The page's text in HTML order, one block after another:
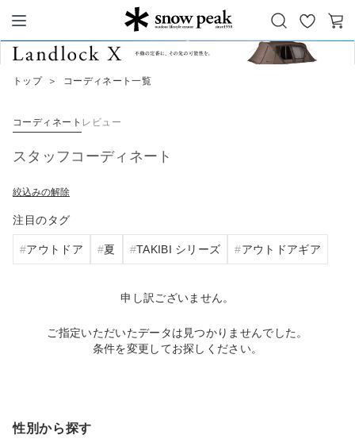
Snow Peak
お
気
カ
トップ ＞ コーディネート一覧
コーディネート レビュー
スタッフコーディネート
絞込みの解除
注目のタグ
アウトドア 夏 TAKIBI シリーズ アウトドアギア
申し訳ございません。
ご指定いただいたデータは見つかりませんでした。
条件を変更してお探しください。
性別から探す